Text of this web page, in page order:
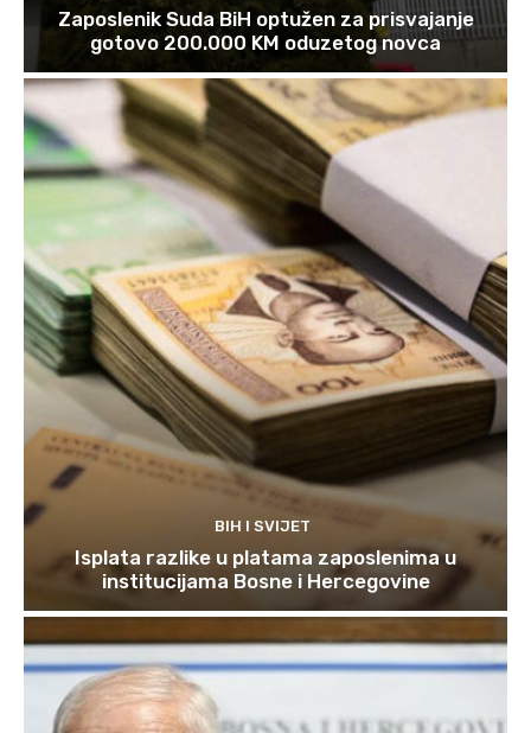
Zaposlenik Suda BiH optužen za prisvajanje
gotovo 200.000 KM oduzetog novca
BIH I SVIJET
Isplata razlike u platama zaposlenima u
institucijama Bosne i Hercegovine